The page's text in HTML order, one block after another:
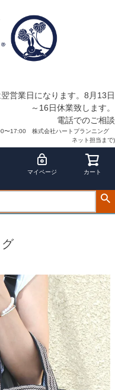
営業日になります。8月13日
～16日休業致します。
電話でのご相談
〜17:00 株式会社ハートプランニング
ネット担当まで)
マイページ カート